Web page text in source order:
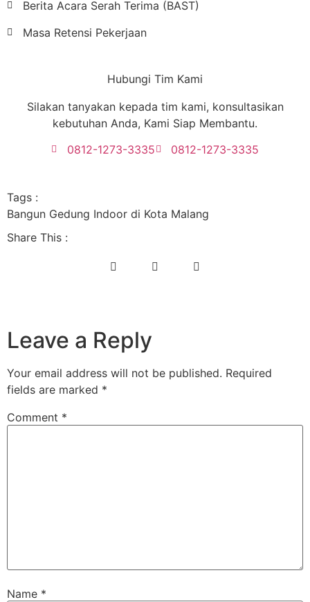
Berita Acara Serah Terima (BAST)
Masa Retensi Pekerjaan
Hubungi Tim Kami
Silakan tanyakan kepada tim kami, konsultasikan
kebutuhan Anda, Kami Siap Membantu.
0812-1273-3335
0812-1273-3335
Tags :
Bangun Gedung Indoor di Kota Malang
Share This :
Leave a Reply
Your email address will not be published. Required
fields are marked *
Comment *
Name *